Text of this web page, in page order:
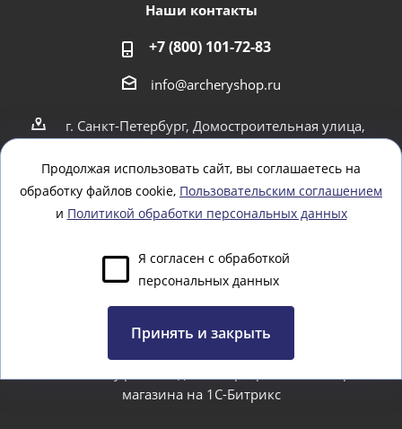
Наши контакты
+7 (800) 101-72-83
info@archeryshop.ru
г. Санкт-Петербург, Домостроительная улица,
г. Санкт-Петербург Пионерская 21
Оставайтесь на связи
магазина на 1C-Битрикс
Продолжая использовать сайт, вы соглашаетесь на
обработку файлов cookie, Пользовательским соглашением
и Политикой обработки персональных данных
Я согласен с обработкой
персональных данных
Принять и закрыть